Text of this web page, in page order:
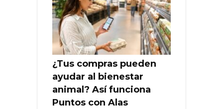
¿Tus compras pueden
ayudar al bienestar
animal? Así funciona
Puntos con Alas